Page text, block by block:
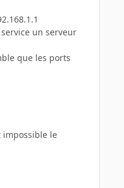
un serveur
que les ports
impossible le